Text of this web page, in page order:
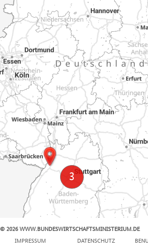
© 2026 WWW.BUNDESWIRTSCHAFTSMINISTERIUM.DE
IMPRESSUM
DATENSCHUTZ